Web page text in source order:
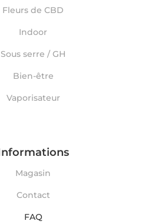
Fleurs de CBD
Indoor
Sous serre / GH
Bien-être
Vaporisateur
Magasin
Contact
FAQ